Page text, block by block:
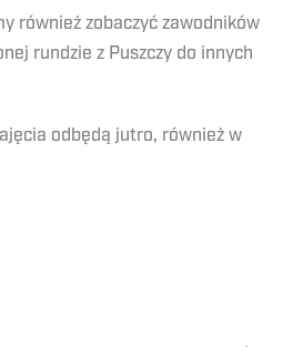
również zobaczyć zawodników
rundzie z Puszczy do innych
odbędą jutro, również w